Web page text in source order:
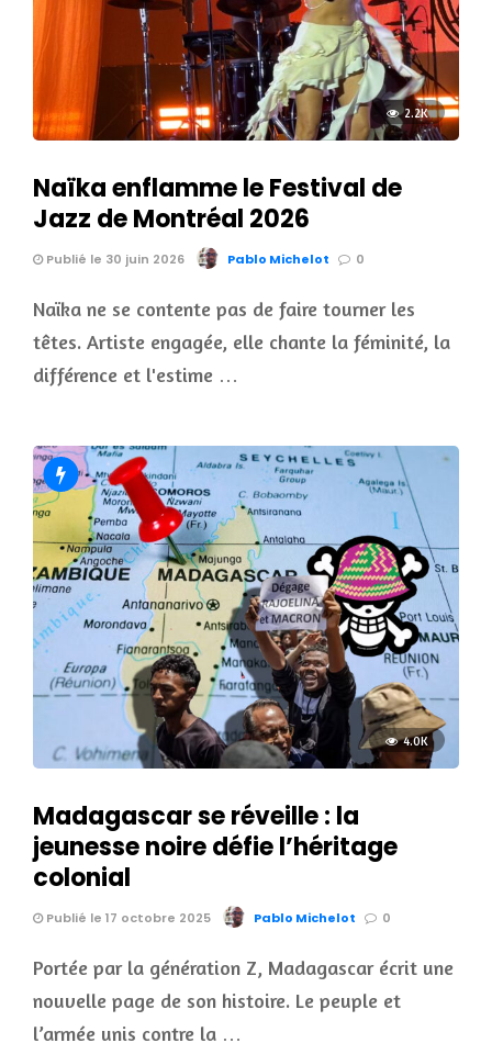
2.2K
Naïka enflamme le Festival de
Jazz de Montréal 2026
Publié le 30 juin 2026 Pablo Michelot 0
Naïka ne se contente pas de faire tourner les
têtes. Artiste engagée, elle chante la féminité, la
différence et l'estime …
4.0K
Madagascar se réveille : la
jeunesse noire défie l’héritage
colonial
Publié le 17 octobre 2025 Pablo Michelot 0
Portée par la génération Z, Madagascar écrit une
nouvelle page de son histoire. Le peuple et
l’armée unis contre la …